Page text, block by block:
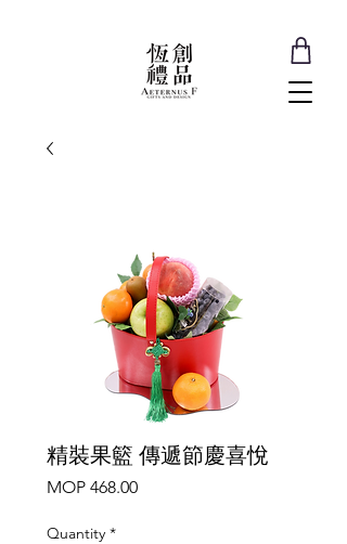
精裝果籃 傳遞節慶喜悅
MOP 468.00Price
Quantity *